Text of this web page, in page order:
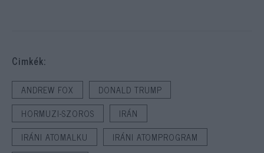
Cimkék:
ANDREW FOX
DONALD TRUMP
HORMUZI-SZOROS
IRÁN
IRÁNI ATOMALKU
IRÁNI ATOMPROGRAM